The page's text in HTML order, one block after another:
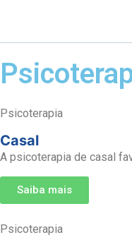
Psicoterapia
Casal
A psicoterapia de casal
Saiba mais
Psicoterapia